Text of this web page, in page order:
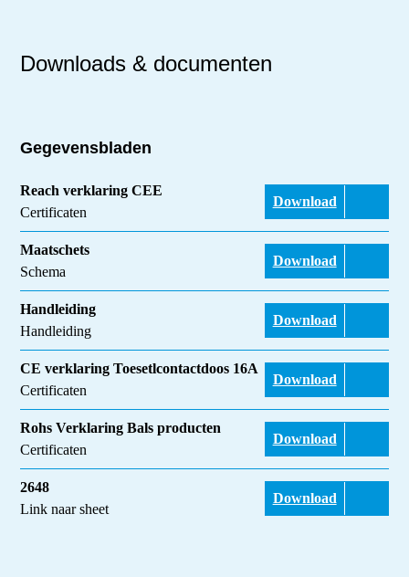
Downloads & documenten
Gegevensbladen
Reach verklaring CEE
Certificaten
Download
Maatschets
Schema
Download
Handleiding
Handleiding
Download
CE verklaring Toesetlcontactdoos 16A
Certificaten
Download
Rohs Verklaring Bals producten
Certificaten
Download
2648
Link naar sheet
Download